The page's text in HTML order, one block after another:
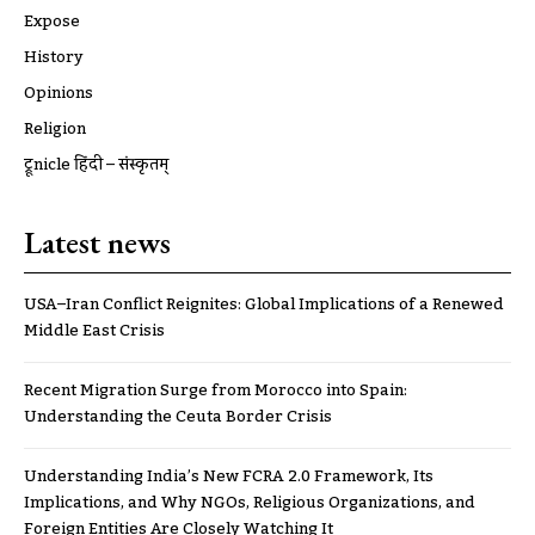
Expose
History
Opinions
Religion
ट्रूnicle हिंदी – संस्कृतम्
Latest news
USA–Iran Conflict Reignites: Global Implications of a Renewed
Middle East Crisis
Recent Migration Surge from Morocco into Spain:
Understanding the Ceuta Border Crisis
Understanding India’s New FCRA 2.0 Framework, Its
Implications, and Why NGOs, Religious Organizations, and